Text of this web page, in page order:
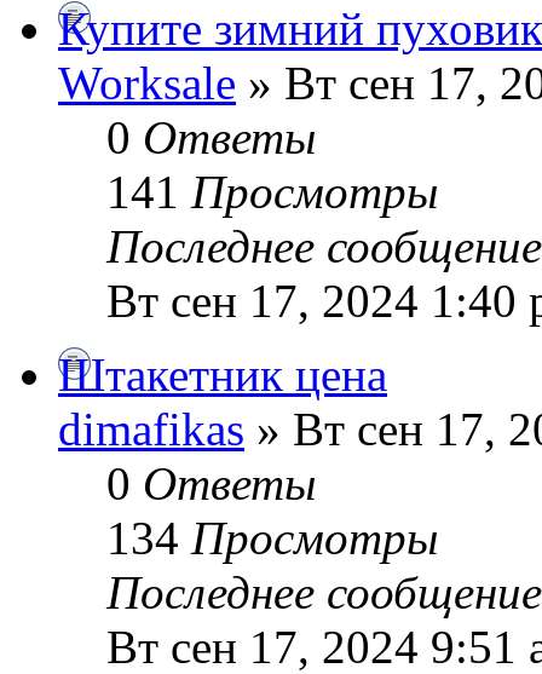
Купите зимний
Worksale » Вт сен 17,
0 Ответы
141 Просмотры
Последнее
Вт сен 17, 2024 1:40
Штакетник цена
dimafikas » Вт сен 17,
0 Ответы
134 Просмотры
Последнее
Вт сен 17, 2024 9:51